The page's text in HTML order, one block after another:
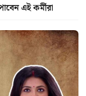
এই কর্মীরা